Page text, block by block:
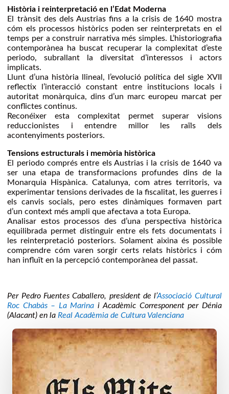
Història i reinterpretació en l’Edat Moderna
El trànsit des dels Austrias fins a la crisis de 1640 mostra
cóm els processos històrics poden ser reinterpretats en el
temps per a construir narrativa més simples. L’historiografia
contemporànea ha buscat recuperar la complexitat d’este
periodo, subrallant la diversitat d’interessos i actors
implicats.
Llunt d’una història llineal, l’evolució política del sigle XVII
reflectix l’interacció constant entre institucions locals i
autoritat monàrquica, dins d’un marc europeu marcat per
conflictes continus.
Reconéixer esta complexitat permet superar visions
reduccionistes i entendre millor les raïls dels
acontenyiments posteriors.
Tensions estructurals i memòria històrica
El periodo comprés entre els Austrias i la crisis de 1640 va
ser una etapa de transformacions profundes dins de la
Monarquia Hispànica. Catalunya, com atres territoris, va
experimentar tensions derivades de la fiscalitat, les guerres i
els canvis socials, pero estes dinàmiques formaven part
d’un context més ampli que afectava a tota Europa.
Analisar estos processos des d’una perspectiva històrica
equilibrada permet distinguir entre els fets documentats i
les reinterpretació posteriors. Solament aixina és possible
comprendre cóm varen sorgir certs relats històrics i cóm
han influït en la percepció contemporànea del passat.
Per Pedro Fuentes Caballero, president de l’Associació Cultural
Roc Chabàs – La Marina i Acadèmic Corresponent per Dénia
(Alacant) en la Real Acadèmia de Cultura Valenciana